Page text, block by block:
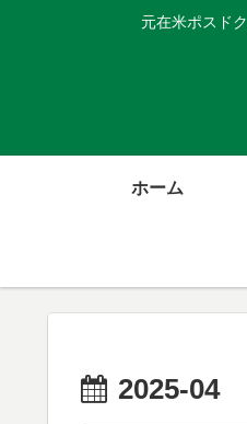
元在米ポスド
ホーム
2025-04